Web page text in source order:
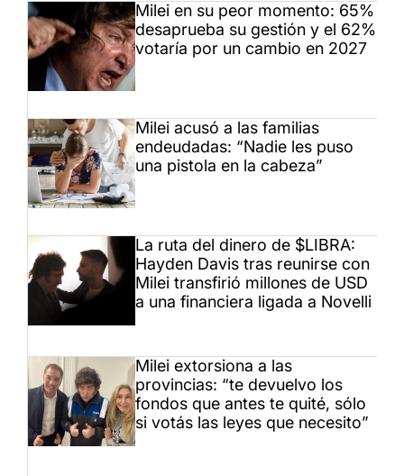
Milei en su peor momento: 65%
desaprueba su gestión y el 62%
votaría por un cambio en 2027
Milei acusó a las familias
endeudadas: “Nadie les puso
una pistola en la cabeza”
La ruta del dinero de $LIBRA:
Hayden Davis tras reunirse con
Milei transfirió millones de USD
a una financiera ligada a Novelli
Milei extorsiona a las
provincias: “te devuelvo los
fondos que antes te quité, sólo
si votás las leyes que necesito”